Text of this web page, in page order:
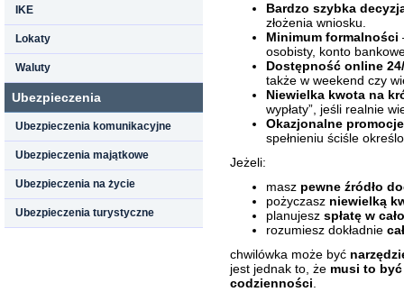
IKE
Lokaty
Waluty
Ubezpieczenia
Ubezpieczenia komunikacyjne
Ubezpieczenia majątkowe
Ubezpieczenia na życie
Ubezpieczenia turystyczne
Bardzo szybka
złożenia wniosku.
Minimum formalności
osobisty, konto
Dostępność online
także w weekend czy
Niewielka kwota na
wypłaty”, jeśli realnie
Okazjonalne promocje
spełnieniu ściśle
Jeżeli:
masz pewne źródło
pożyczasz niewielką
planujesz spłatę w
rozumiesz dokładnie
chwilówka może być
jest jednak to, że musi to
codzienności.